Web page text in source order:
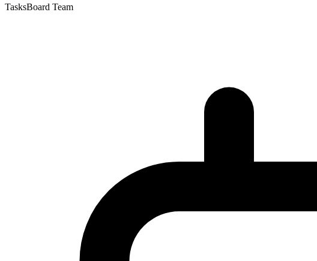
TasksBoard Team